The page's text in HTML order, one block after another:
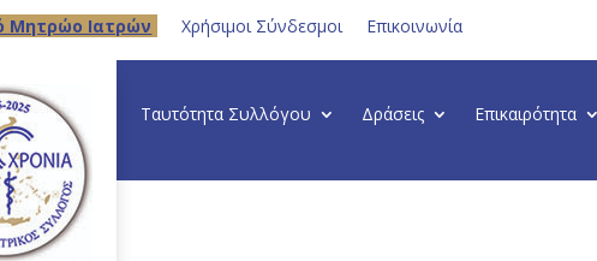
Μητρώο Ιατρών Χρήσιμοι Σύνδεσμοι Επικοινωνία
Ταυτότητα Συλλόγου Δράσεις Επικαιρότητα